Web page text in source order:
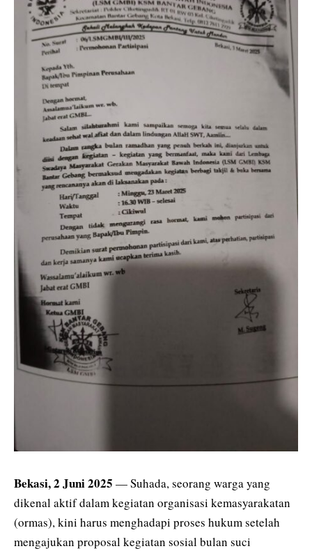
Bekasi, 2 Juni 2025 — Suhada, seorang warga yang
dikenal aktif dalam kegiatan organisasi kemasyarakatan
(ormas), kini harus menghadapi proses hukum setelah
mengajukan proposal kegiatan sosial bulan suci